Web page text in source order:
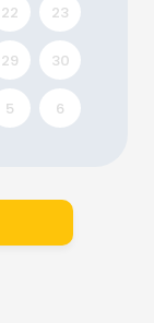
22 23
29 30
5 6